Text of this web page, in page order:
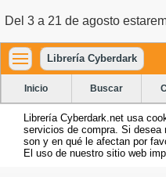
Del 3 a 21 de agosto
Librería Cyberdark
Inicio Buscar
Librería Cyberdark.net usa
servicios de compra. Si desea
son y en qué le afectan por
El uso de nuestro sitio web